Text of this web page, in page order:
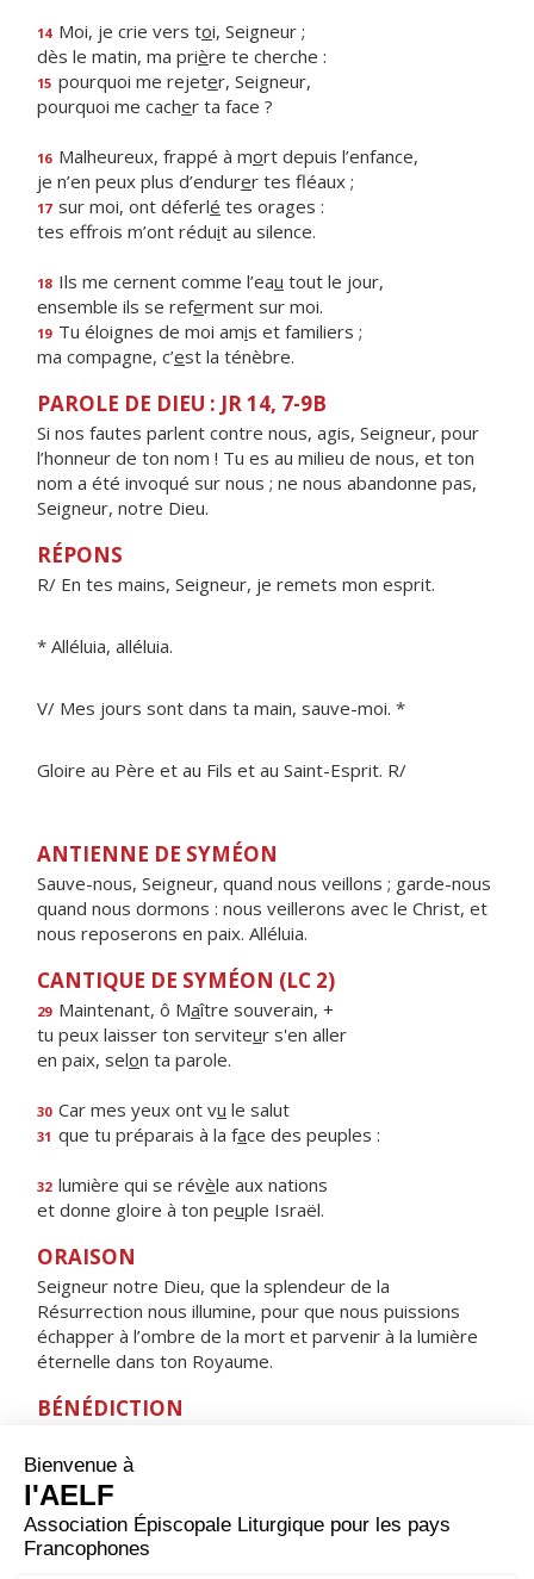
14 Moi, je crie vers toi, Seigneur ;
dès le matin, ma prière te cherche :
15 pourquoi me rejeter, Seigneur,
pourquoi me cacher ta face ?
16 Malheureux, frappé à mort depuis l’enfance,
je n’en peux plus d’endurer tes fléaux ;
17 sur moi, ont déferlé tes orages :
tes effrois m’ont réduit au silence.
18 Ils me cernent comme l’eau tout le jour,
ensemble ils se referment sur moi.
19 Tu éloignes de moi amis et familiers ;
ma compagne, c’est la ténèbre.
PAROLE DE DIEU : JR 14, 7-9B
Si nos fautes parlent contre nous, agis, Seigneur, pour
l’honneur de ton nom ! Tu es au milieu de nous, et ton
nom a été invoqué sur nous ; ne nous abandonne pas,
Seigneur, notre Dieu.
RÉPONS
R/ En tes mains, Seigneur, je remets mon esprit.
* Alléluia, alléluia.
V/ Mes jours sont dans ta main, sauve-moi. *
Gloire au Père et au Fils et au Saint-Esprit. R/
ANTIENNE DE SYMÉON
Sauve-nous, Seigneur, quand nous veillons ; garde-nous
quand nous dormons : nous veillerons avec le Christ, et
nous reposerons en paix. Alléluia.
CANTIQUE DE SYMÉON (LC 2)
29 Maintenant, ô Maître souverain, +
tu peux laisser ton serviteur s'en aller
en paix, selon ta parole.
30 Car mes yeux ont vu le salut
31 que tu préparais à la face des peuples :
32 lumière qui se révèle aux nations
et donne gloire à ton peuple Israël.
ORAISON
Seigneur notre Dieu, que la splendeur de la
Résurrection nous illumine, pour que nous puissions
échapper à l’ombre de la mort et parvenir à la lumière
éternelle dans ton Royaume.
BÉNÉDICTION
soit pour nous la résurrection et la vie. Amen.
HYMNE : REINE DU CIEL, RÉJOUIS-TOI,
ALLÉLUIA
Reine du ciel, réjouis-toi, alléluia,